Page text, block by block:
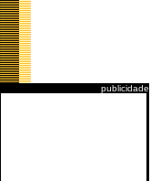
publicidade